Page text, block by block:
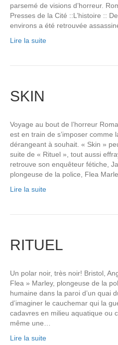
parsemé de visions d’horreur.
Presses de la Cité ::L’histoire ::
environs a été retrouvée
Lire la suite
SKIN
Voyage au bout de l’horreur
est en train de s’imposer comme
dérangeant à souhait. « Skin »
suite de « Rituel », tout aussi
retrouve son enquêteur fétiche,
plongeuse de la police, Flea
Lire la suite
RITUEL
Un polar noir, très noir! Bristol,
Flea » Marley, plongeuse de la
humaine dans la paroi d’un quai
d’imaginer le cauchemar qui la
cadavres en milieu aquatique ou
même une…
Lire la suite